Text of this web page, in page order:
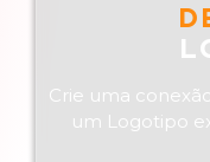
Crie uma
um Logotipo